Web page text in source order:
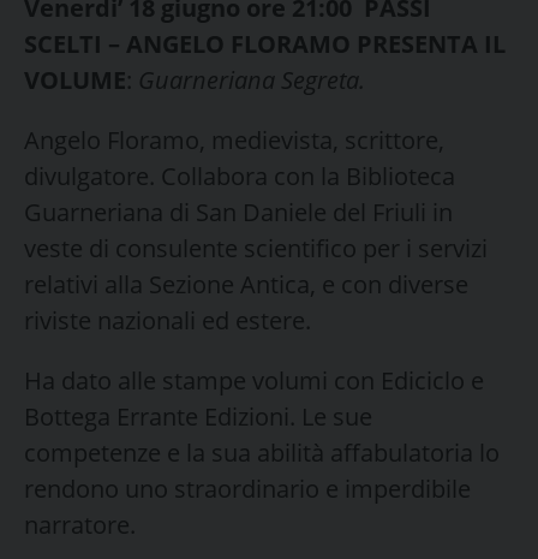
Venerdi’ 18 giugno ore 21:00 PASSI
SCELTI – ANGELO FLORAMO PRESENTA IL
VOLUME: Guarneriana Segreta.
Angelo Floramo, medievista, scrittore,
divulgatore. Collabora con la Biblioteca
Guarneriana di San Daniele del Friuli in
veste di consulente scientifico per i servizi
relativi alla Sezione Antica, e con diverse
riviste nazionali ed estere.
Ha dato alle stampe volumi con Ediciclo e
Bottega Errante Edizioni. Le sue
competenze e la sua abilità affabulatoria lo
rendono uno straordinario e imperdibile
narratore.